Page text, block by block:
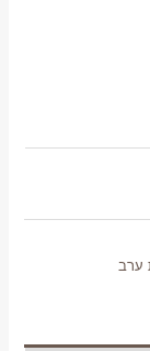
ערב